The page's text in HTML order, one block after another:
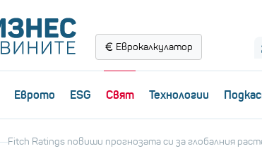
Еврокалкулатор
Еврото ESG Свят Технологии
Fitch Ratings повиши прогнозата си за глобалния